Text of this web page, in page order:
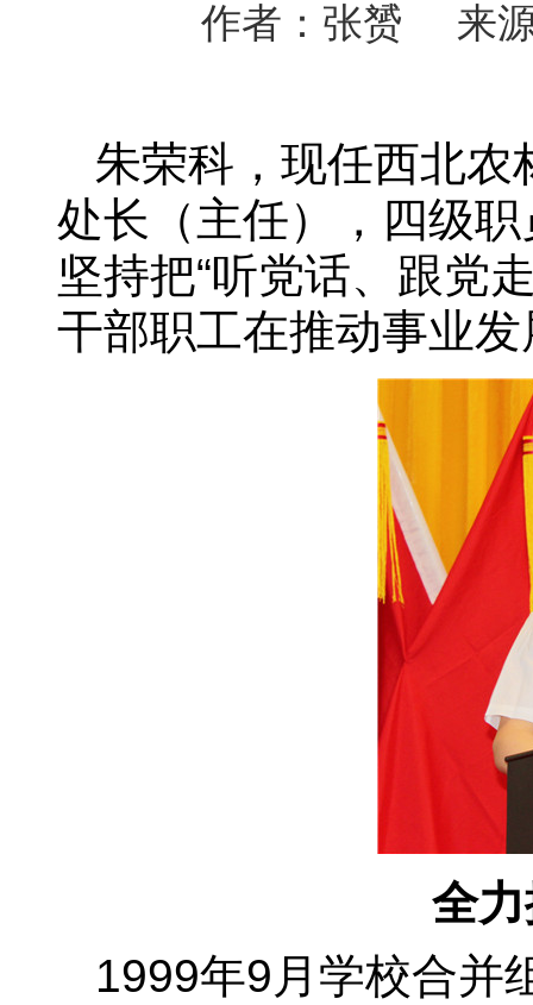
作者：张赟 来
朱荣科 ，现任西北
处长（主任），四级
坚持把“听党话、跟党
干部职工在推动事业
全
1999年9月学校合并